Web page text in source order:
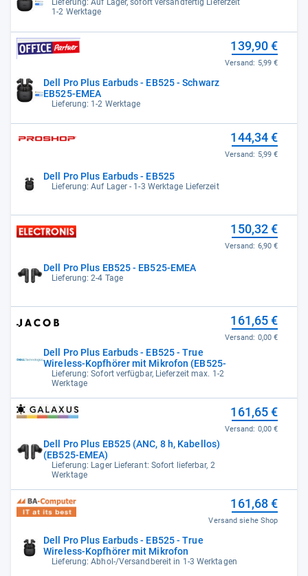
1-2 Werktage
Dell Pro Plus Earbuds - EB525 - Schwarz
EB525-EMEA
Lieferung: 1-2 Werktage
139,90 €
Versand: 5,99 €
Dell Pro Plus Earbuds - EB525
Lieferung: Auf Lager - 1-3 Werktage Lieferzeit
144,34 €
Versand: 5,99 €
Dell Pro Plus EB525 - EB525-EMEA
Lieferung: 2-4 Tage
150,32 €
Versand: 6,90 €
Dell Pro Plus Earbuds - EB525 - True
Wireless-Kopfhörer mit Mikrofon (EB525-
Lieferung: Sofort verfügbar, Lieferzeit max. 1-2
Werktage
161,65 €
Versand: 0,00 €
Dell Pro Plus EB525 (ANC, 8 h, Kabellos)
(EB525-EMEA)
Lieferung: Lager Lieferant: Sofort lieferbar, 2
Werktage
161,65 €
Versand: 0,00 €
Dell Pro Plus Earbuds - EB525 - True
Wireless-Kopfhörer mit Mikrofon
Lieferung: Abhol-/Versandbereit in 1-3 Werktagen
161,68 €
Versand siehe Shop